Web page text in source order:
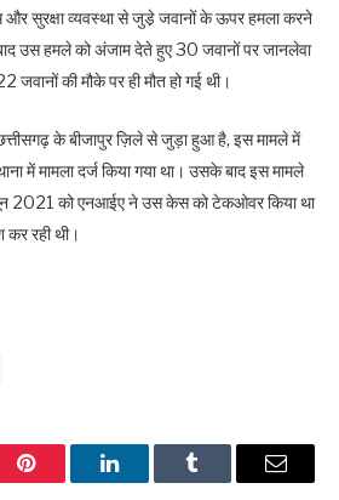
और सुरक्षा व्यवस्था से जुडे़ जवानों के ऊपर हमला करने
उस हमले को अंजाम देते हुए 30 जवानों पर जानलेवा
की मौके पर ही मौत हो गई थी।
के बीजापुर ज़िले से जुड़ा हुआ है, इस मामले में
में मामला दर्ज किया गया था। उसके बाद इस मामले
2021 को एनआईए ने उस केस को टेकओवर किया था
रही थी।
Pinterest LinkedInTumblr Email